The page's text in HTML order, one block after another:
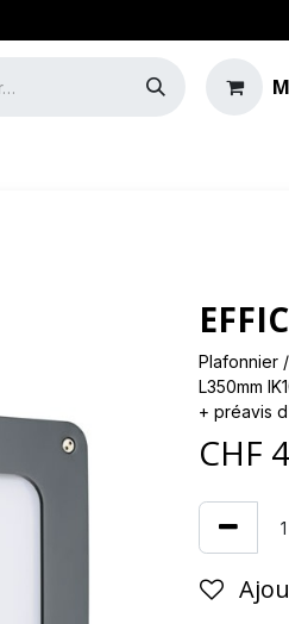
Plafonnier
L350mm
+ préavis
CHF